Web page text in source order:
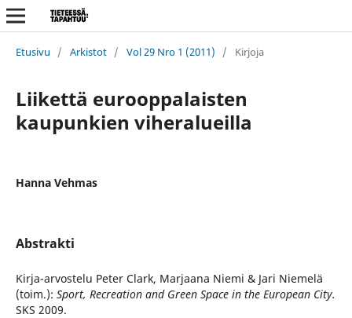
Etusivu / Arkistot / Vol 29 Nro 1 (2011) / Kirjoja
Liikettä eurooppalaisten
kaupunkien viheralueilla
Hanna Vehmas
Abstrakti
Kirja-arvostelu Peter Clark, Marjaana Niemi & Jari Niemelä
(toim.): Sport, Recreation and Green Space in the European City.
SKS 2009.